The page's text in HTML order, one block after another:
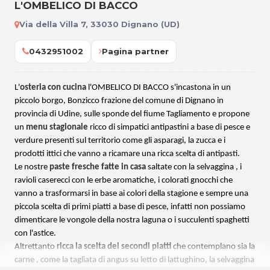
L'OMBELICO DI BACCO
Via della Villa 7, 33030 Dignano (UD)
0432951002 Pagina partner
L'osteria con cucina l'OMBELICO DI BACCO s'incastona in un
piccolo borgo, Bonzicco frazione del comune di Dignano in
provincia di Udine, sulle sponde del fiume Tagliamento e propone
un menu stagionale ricco di simpatici antipastini a base di pesce e
verdure presenti sul territorio come gli asparagi, la zucca e i
prodotti ittici che vanno a ricamare una ricca scelta di antipasti.
Le nostre paste fresche fatte in casa saltate con la selvaggina , i
ravioli caserecci con le erbe aromatiche, i colorati gnocchi che
vanno a trasformarsi in base ai colori della stagione e sempre una
piccola scelta di primi piatti a base di pesce, infatti non possiamo
dimenticare le vongole della nostra laguna o i succulenti spaghetti
con l'astice.
Altrettanto ricca la scelta dei secondi piatti che contemplano sia la
carne , come la tagliata di angus su letto di lattughino, la selvaggina